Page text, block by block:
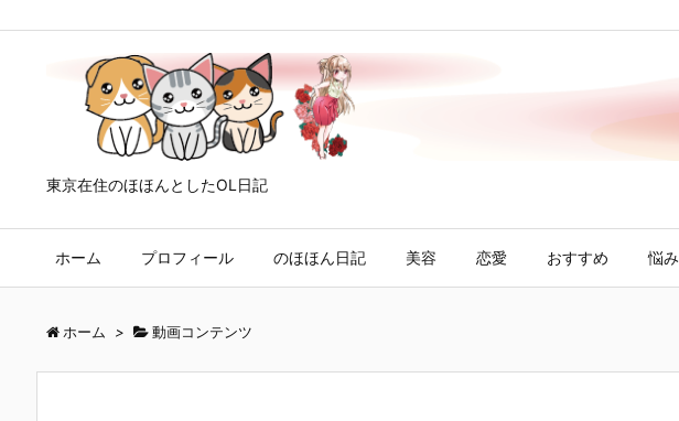
東京在住のほほんとしたOL日記
ホーム プロフィール のほほん日記 美容 恋愛 おすすめ 悩み
ホーム > 動画コンテンツ